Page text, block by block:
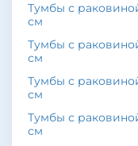
Тумбы с
см
Тумбы с
см
Тумбы с
см
Тумбы с
см